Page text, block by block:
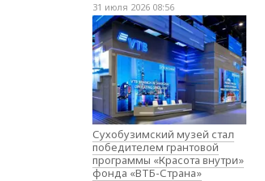
31 июля 2026 08:56
Сухобузимский музей стал
победителем грантовой
программы «Красота внутри»
фонда «ВТБ-Страна»